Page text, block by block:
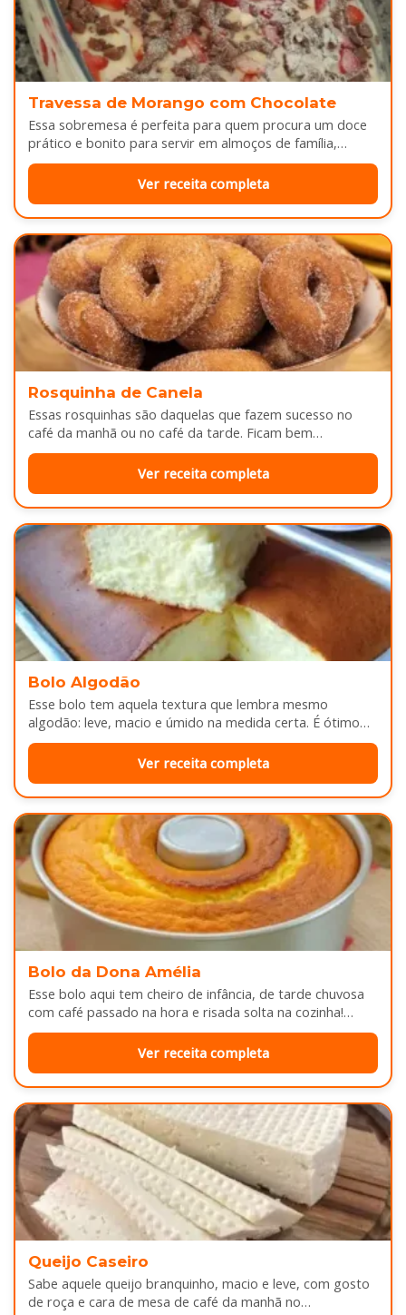
Travessa de Morango com Chocolate
Essa sobremesa é perfeita para quem procura um doce
prático e bonito para servir em almoços de família,
aniversários ou…
Ver receita completa
Rosquinha de Canela
Essas rosquinhas são daquelas que fazem sucesso no
café da manhã ou no café da tarde. Ficam bem
douradinhas por…
Ver receita completa
Bolo Algodão
Esse bolo tem aquela textura que lembra mesmo
algodão: leve, macio e úmido na medida certa. É ótimo
pra servir…
Ver receita completa
Bolo da Dona Amélia
Esse bolo aqui tem cheiro de infância, de tarde chuvosa
com café passado na hora e risada solta na cozinha!…
Ver receita completa
Queijo Caseiro
Sabe aquele queijo branquinho, macio e leve, com gosto
de roça e cara de mesa de café da manhã no…